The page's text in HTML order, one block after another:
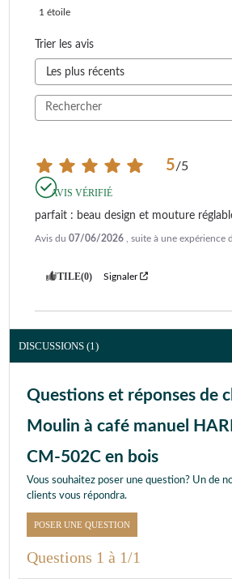
1 étoile
Trier les avis
5/5
AVIS VÉRIFIÉ
parfait : beau design et mouture
Avis du 07/06/2026 , suite à une expérience
UTILE(0) Signaler
DISCUSSIONS (1)
Questions et réponses de
Moulin à café manuel
CM-502C en bois
Vous souhaitez poser une question? Un de
clients vous répondra.
POSER UNE QUESTION
Questions 1 à 1/1